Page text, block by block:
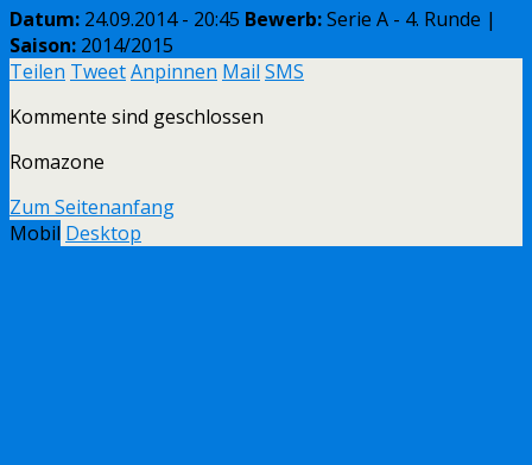
Datum: 24.09.2014 - 20:45 Bewerb:Serie A - 4. Runde |
Saison: 2014/2015
Teilen TweetAnpinnen Mail SMS
Kommente sind geschlossen
Romazone
Zum Seitenanfang
Mobil Desktop